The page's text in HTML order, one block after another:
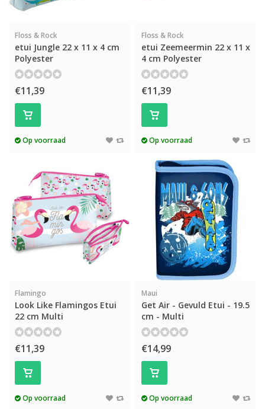
Floss & Rock
etui Jungle 22 x 11 x 4 cm
Polyester
€11,39
Op voorraad
Floss & Rock
etui Zeemeermin 22 x 11 x
4 cm Polyester
€11,39
Op voorraad
Flamingo
Look Like Flamingos Etui
22 cm Multi
€11,39
Op voorraad
Maui
Get Air - Gevuld Etui - 19.5
cm - Multi
€14,99
Op voorraad